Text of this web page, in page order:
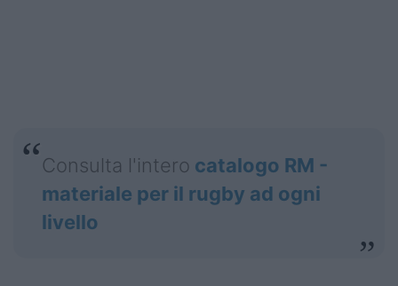
Consulta l'intero catalogo RM -
materiale per il rugby ad ogni
livello